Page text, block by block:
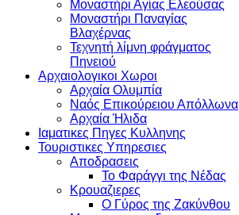
Μοναστήρι Αγίας Ελεούσας
Μοναστήρι Παναγίας
Βλαχέρνας
Τεχνητή λίμνη φράγματος
Πηνειού
Αρχαιολογικοι Χωροι
Αρχαία Ολυμπία
Ναός Επικούρειου Απόλλωνα
Αρχαία Ήλιδα
Ιαματικες Πηγες Κυλληνης
Τουριστικες Υπηρεσιες
Αποδρασεις
Το Φαράγγι της Νέδας
Κρουαζιερες
Ο Γύρος της Ζακύνθου